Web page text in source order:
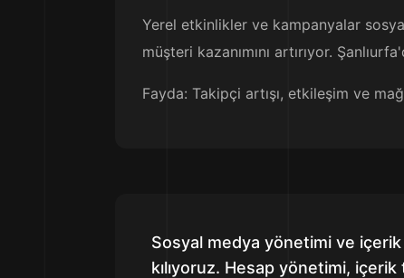
Yerel etkinlikler ve kampanyalar
müşteri kazanımını artırıyor.
Fayda: Takipçi artışı, etkileşim ve
Sosyal medya yönetimi ve
kılıyoruz. Hesap yönetimi,